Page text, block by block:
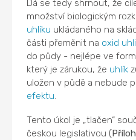
Dá se tedy shrnout, že
množství biologickým
uhlíku ukládaného na
části přeměnit na oxid
do půdy - nejlépe ve
který je zárukou, že uhlík
uložen v půdě a nebude
efektu
Tento úkol je „tlačen“
českou legislativou (